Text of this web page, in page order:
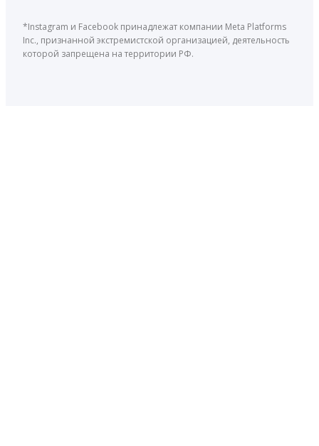
*Instagram и Facebook принадлежат компании Meta Platforms
Inc., признанной экстремистской организацией, деятельность
которой запрещена на территории РФ.